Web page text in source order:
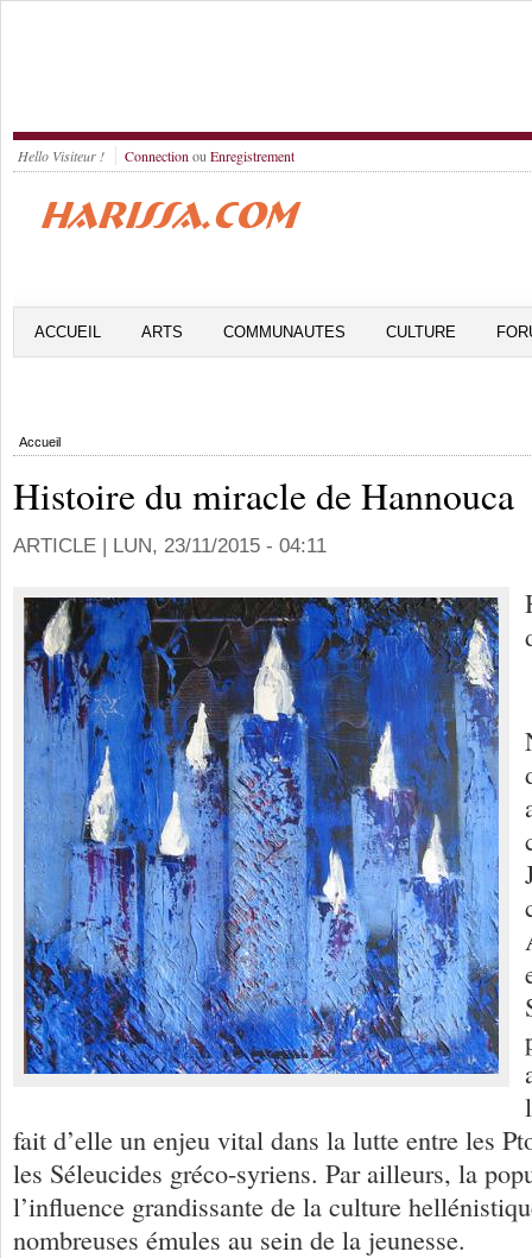
Hello Visiteur ! Connection ou Enregistrement
ACCUEIL ARTS COMMUNAUTES CULTURE
Accueil
Histoire du miracle de Hannouca
ARTICLE | LUN, 23/11/2015 - 04:11
fait d’elle un enjeu vital dans la lutte entre les
les Séleucides gréco-syriens. Par ailleurs, la
l’influence grandissante de la culture
nombreuses émules au sein de la jeunesse.